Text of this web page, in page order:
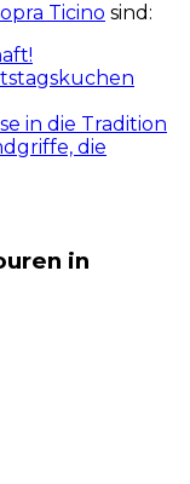
Ticino sind:
in die Tradition
die
in